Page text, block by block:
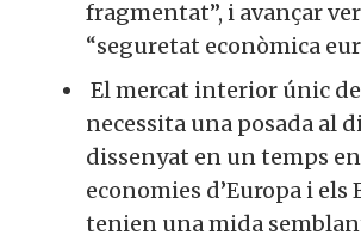
fragmentat”, i avançar
“seguretat econòmica
El mercat interior únic de
necessita una posada al
dissenyat en un temps
economies d’Europa i els
tenien una mida